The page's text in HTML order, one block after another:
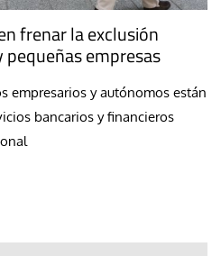
frenar la exclusión
empresas
empresarios y autónomos están
bancarios y financieros